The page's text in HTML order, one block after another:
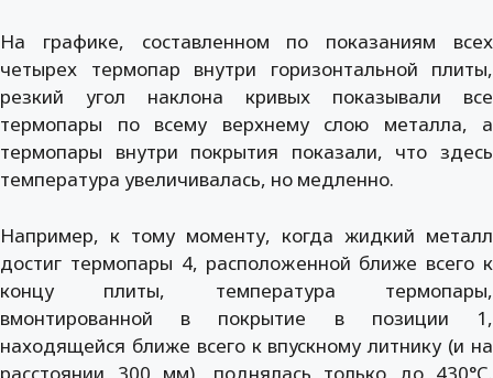
На графике, составленном по показаниям всех
четырех термопар внутри горизонтальной плиты,
резкий угол наклона кривых показывали все
термопары по всему верхнему слою металла, а
термопары внутри покрытия показали, что здесь
температура увеличивалась, но медленно.
Например, к тому моменту, когда жидкий металл
достиг термопары 4, расположенной ближе всего к
концу плиты, температура термопары,
вмонтированной в покрытие в позиции 1,
находящейся ближе всего к впускному литнику (и на
расстоянии 300 мм), поднялась только до 430°C.